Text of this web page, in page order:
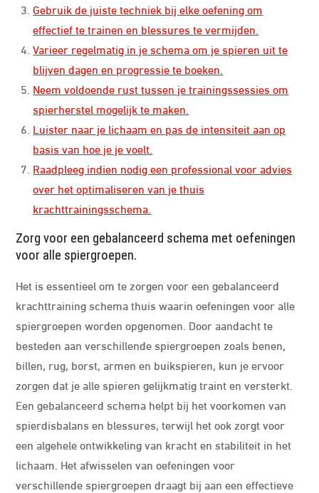
Gebruik de juiste techniek bij elke oefening om
effectief te trainen en blessures te vermijden.
Varieer regelmatig in je schema om je spieren uit te
blijven dagen en progressie te boeken.
Neem voldoende rust tussen je trainingssessies om
spierherstel mogelijk te maken.
Luister naar je lichaam en pas de intensiteit aan op
basis van hoe je je voelt.
Raadpleeg indien nodig een professional voor advies
over het optimaliseren van je thuis
krachttrainingsschema.
Zorg voor een gebalanceerd schema met oefeningen
voor alle spiergroepen.
Het is essentieel om te zorgen voor een gebalanceerd
krachttraining schema thuis waarin oefeningen voor alle
spiergroepen worden opgenomen. Door aandacht te
besteden aan verschillende spiergroepen zoals benen,
billen, rug, borst, armen en buikspieren, kun je ervoor
zorgen dat je alle spieren gelijkmatig traint en versterkt.
Een gebalanceerd schema helpt bij het voorkomen van
spierdisbalans en blessures, terwijl het ook zorgt voor
een algehele ontwikkeling van kracht en stabiliteit in het
lichaam. Het afwisselen van oefeningen voor
verschillende spiergroepen draagt bij aan een effectieve